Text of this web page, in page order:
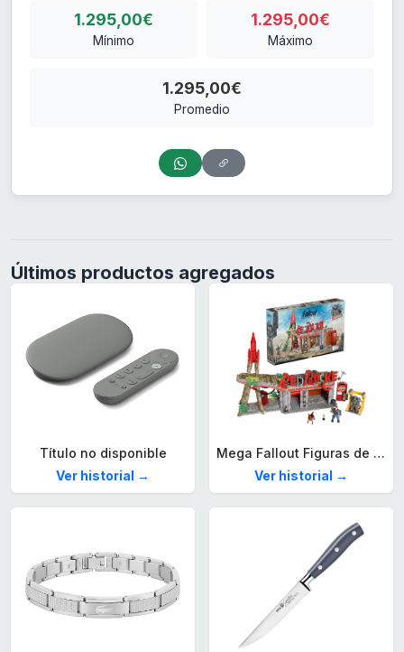
1.295,00€
Mínimo
1.295,00€
Máximo
1.295,00€
Promedio
Últimos productos agregados
Título no disponible
Ver historial →
Mega Fallout Figuras de acción y Juguetes de construcción, Parada de Camiones Red Rocket con 824 Piezas, 2 Personajes articulados y Accesorios, para coleccionistas, HXT00
Ver historial →